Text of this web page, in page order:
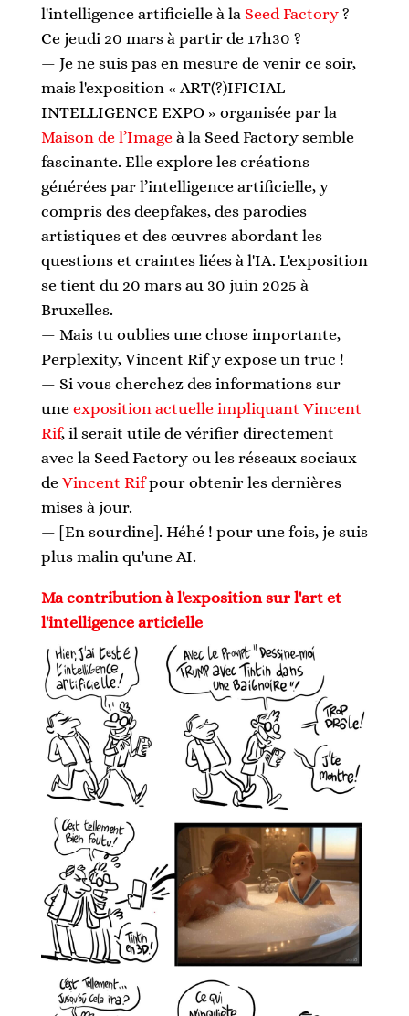
l'intelligence artificielle à la Seed Factory ?
Ce jeudi 20 mars à partir de 17h30 ?
— Je ne suis pas en mesure de venir ce soir,
mais l'exposition « ART(?)IFICIAL
INTELLIGENCE EXPO » organisée par la
Maison de l’Image à la Seed Factory semble
fascinante. Elle explore les créations
générées par l’intelligence artificielle, y
compris des deepfakes, des parodies
artistiques et des œuvres abordant les
questions et craintes liées à l'IA. L'exposition
se tient du 20 mars au 30 juin 2025 à
Bruxelles.
— Mais tu oublies une chose importante,
Perplexity, Vincent Rif y expose un truc !
— Si vous cherchez des informations sur
une exposition actuelle impliquant Vincent
Rif, il serait utile de vérifier directement
avec la Seed Factory ou les réseaux sociaux
de Vincent Rif pour obtenir les dernières
mises à jour.
— [En sourdine]. Héhé ! pour une fois, je suis
plus malin qu'une AI.
Ma contribution à l'exposition sur l'art et
l'intelligence articielle